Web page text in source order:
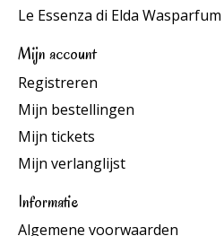
Le Essenza di Elda Wasparfum
Mijn account
Registreren
Mijn bestellingen
Mijn tickets
Mijn verlanglijst
Informatie
Algemene voorwaarden